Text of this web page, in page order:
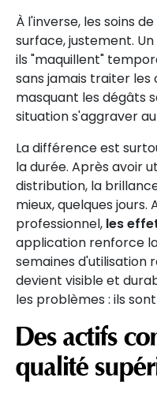
À l'inverse, les soins
surface, justement.
ils "maquillent"
sans jamais traiter les
masquant les dégâts
situation s'aggraver
La différence est
la durée. Après avoir
distribution, la
mieux, quelques jours.
professionnel, les
application renforce
semaines d'utilisation
devient visible et
les problèmes : ils
Des actifs
qualité